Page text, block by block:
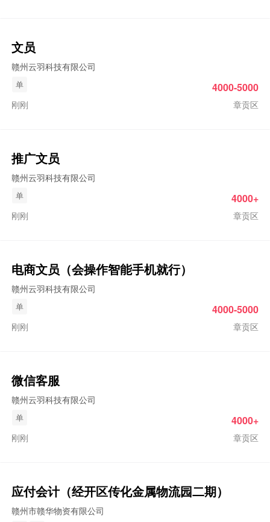
文员
赣州云羽科技有限公司
单
刚刚 章贡区
4000-5000
推广文员
赣州云羽科技有限公司
单
刚刚 章贡区
4000+
电商文员（会操作智能手机就行）
赣州云羽科技有限公司
单
刚刚 章贡区
4000-5000
微信客服
赣州云羽科技有限公司
单
刚刚 章贡区
4000+
应付会计（经开区传化金属物流园二期）
赣州市赣华物资有限公司